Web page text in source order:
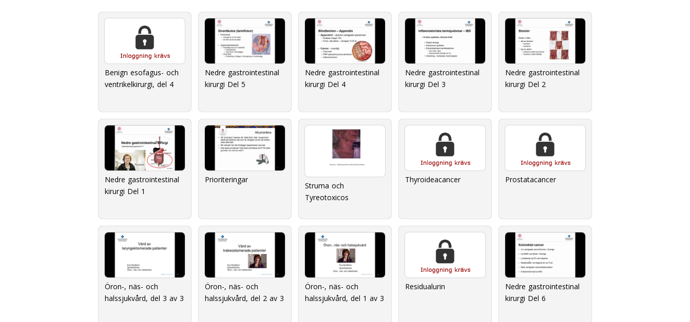
Benign esofagus- och
ventrikelkirurgi, del 4
Nedre gastrointestinal
kirurgi Del 5
Nedre gastrointestinal
kirurgi Del 4
Nedre gastrointestinal
kirurgi Del 3
Nedre gastrointestinal
kirurgi Del 2
Nedre gastrointestinal
kirurgi Del 1
Prioriteringar
Struma och
Tyreotoxicos
Thyroideacancer Prostatacancer
Öron-, näs- och
halssjukvård, del 3 av 3
Öron-, näs- och
halssjukvård, del 2 av 3
Öron-, näs- och
halssjukvård, del 1 av 3
Residualurin
Nedre gastrointestinal
kirurgi Del 6